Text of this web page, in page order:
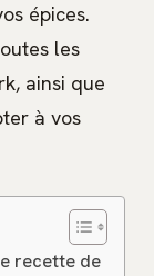
épices.
les
ainsi que
à vos
recette de